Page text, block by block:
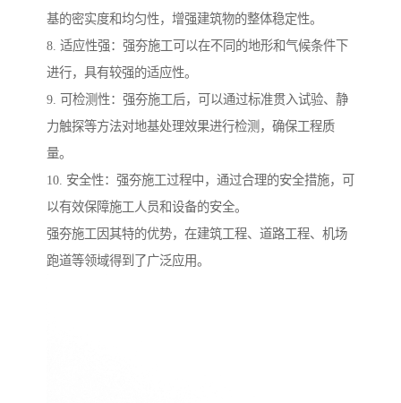
基的密实度和均匀性，增强建筑物的整体稳定性。
8. 适应性强：强夯施工可以在不同的地形和气候条件下
进行，具有较强的适应性。
9. 可检测性：强夯施工后，可以通过标准贯入试验、静
力触探等方法对地基处理效果进行检测，确保工程质
量。
10. 安全性：强夯施工过程中，通过合理的安全措施，可
以有效保障施工人员和设备的安全。
强夯施工因其特的优势，在建筑工程、道路工程、机场
跑道等领域得到了广泛应用。